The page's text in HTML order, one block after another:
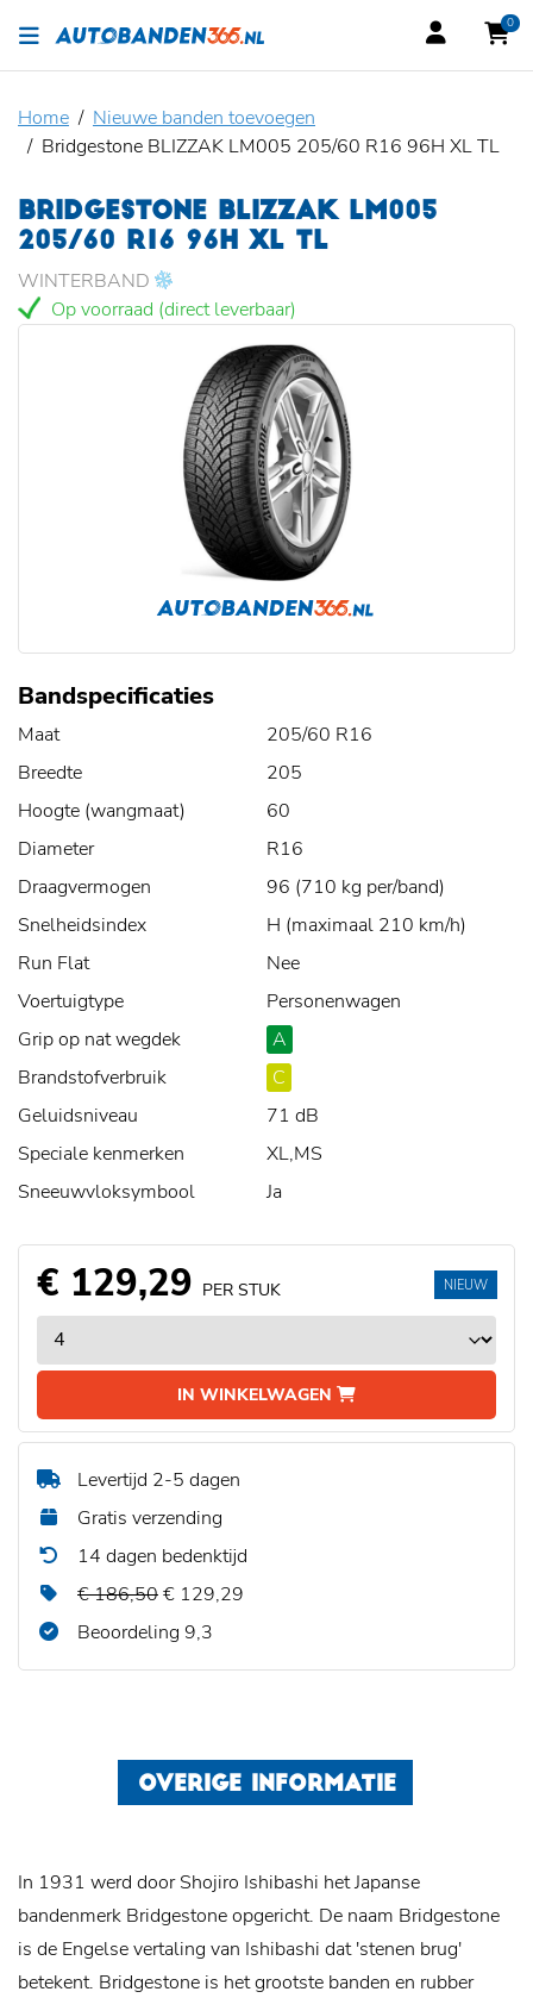
0
Home
Nieuwe banden toevoegen
Bridgestone BLIZZAK LM005 205/60 R16 96H XL TL
BRIDGESTONE BLIZZAK LM005
205/60 R16 96H XL TL
WINTERBAND
Op voorraad (direct leverbaar)
Bandspecificaties
Maat
205/60 R16
Breedte
205
Hoogte (wangmaat)
60
Diameter
R16
Draagvermogen
96 (710 kg per/band)
Snelheidsindex
H (maximaal 210 km/h)
Run Flat
Nee
Voertuigtype
Personenwagen
Grip op nat wegdek
A
Brandstofverbruik
C
Geluidsniveau
71 dB
Speciale kenmerken
XL,MS
Sneeuwvloksymbool
Ja
€ 129,29 PER STUK
IN WINKELWAGEN
NIEUW
Levertijd 2-5 dagen
Gratis verzending
14 dagen bedenktijd
€ 186,50€ 129,29
Beoordeling 9,3
OVERIGE INFORMATIE
In 1931 werd door Shojiro Ishibashi het Japanse
bandenmerk Bridgestone opgericht. De naam Bridgestone
is de Engelse vertaling van Ishibashi dat 'stenen brug'
betekent. Bridgestone is het grootste banden en rubber